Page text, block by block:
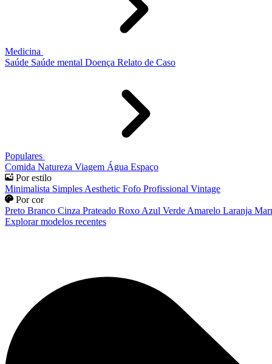
Medicina
Saúde Saúde mental Doença Relato de Caso
Populares
Comida Natureza Viagem Água Espaço
Por estilo
Minimalista Simples Aesthetic Fofo Profissional Vintage
Por cor
Preto Branco Cinza Prateado Roxo Azul Verde Amarelo Laranja
Explorar modelos recentes